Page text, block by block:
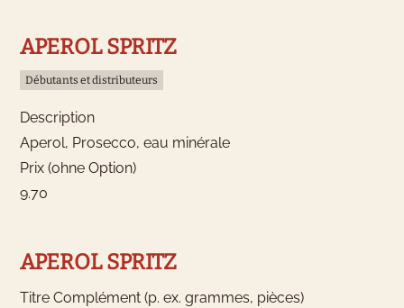
APEROL SPRITZ
Débutants et distributeurs
Description
Aperol, Prosecco, eau minérale
Prix (ohne Option)
9.70
APEROL SPRITZ
Titre Complément (p. ex. grammes, pièces)